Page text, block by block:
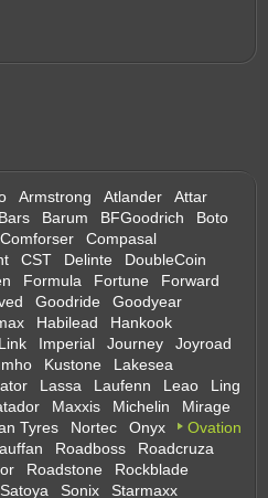
Armstrong Atlander
Attar
Bars Barum BFGoodrich
Boto
Comforser
Compasal
CST Delinte
DoubleCoin
Formula Fortune
Forward
Goodride
Goodyear
Habilead
Hankook
Imperial Journey
Joyroad
Kustone
Lakesea
Lassa Laufenn Leao
Ling
Maxxis Michelin
Mirage
Tyres Nortec Onyx
Ovation
Roadboss
Roadcruza
Roadstone
Rockblade
Satoya Sonix
Starmaxx